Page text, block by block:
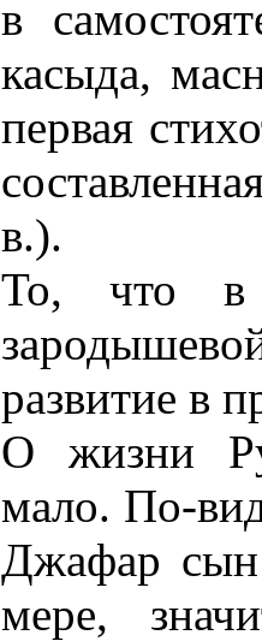
в
касыда,
первая
в.).
То, что
развитие в
О жизни
мало. По-
Джафар
мере,